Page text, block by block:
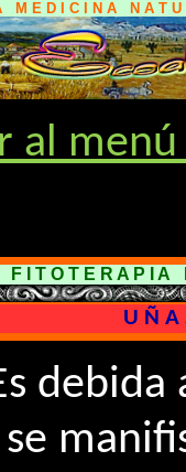
M E D I C I N A N A T
al
F I T O T E R A P I
U Ñ A